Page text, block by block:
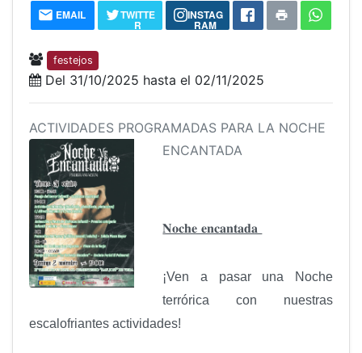
EMAIL TWITTE
R
INSTAG
RAM
festejos
Del 31/10/2025 hasta el 02/11/2025
ACTIVIDADES PROGRAMADAS PARA LA NOCHE
ENCANTADA
𝐍𝐨𝐜𝐡𝐞 𝐞𝐧𝐜𝐚𝐧𝐭𝐚𝐝𝐚
¡Ven a pasar una Noche
terrórica con nuestras
escalofriantes actividades!